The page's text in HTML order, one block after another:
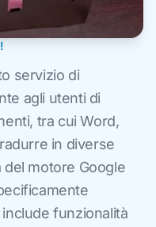
servizio di
agli utenti di
tra cui Word,
in diverse
motore Google
funzionalità